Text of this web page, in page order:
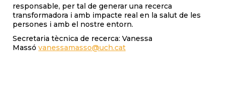
responsable, per tal de generar una recerca
transformadora i amb impacte real en la salut de les
persones i amb el nostre entorn.
Secretaria tècnica de recerca: Vanessa
Massó vanessamasso@uch.cat